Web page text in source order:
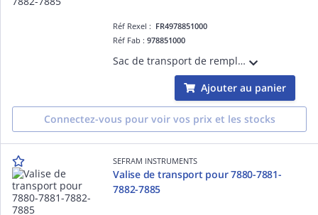
Réf Rexel : FR4978851000
Réf Fab :978851000
Sac de transport de remplacement pour les mesureurs de champ de la série 788x et 788x4K
Ajouter au panier
Connectez-vous pour voir vos prix et les stocks
SEFRAM INSTRUMENTS
Valise de transport pour 7880-7881-
7882-7885